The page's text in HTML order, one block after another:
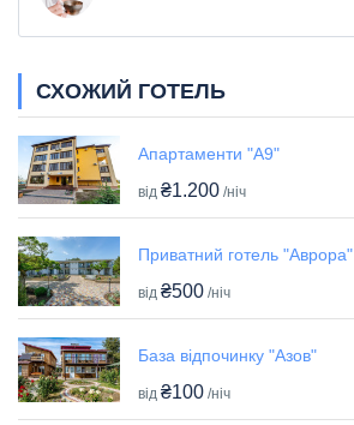
СХОЖИЙ ГОТЕЛЬ
Апартаменти "А9"
від ₴1.200 /ніч
Приватний готель "Аврора"
від ₴500 /ніч
База відпочинку "Азов"
від ₴100 /ніч